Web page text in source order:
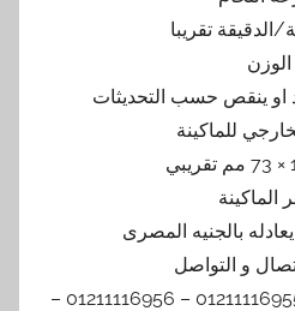
الوزن
للماكينة
الماكينة
و التواصل
موبايل 01211116954 – 01211116955 – 01211116956 –